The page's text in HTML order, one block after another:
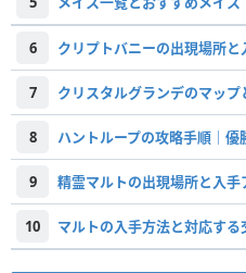
6 クリプトバニーの出現場所と
7 クリスタルグランデのマップ
8 ハントループの攻略手順｜優
9 精霊マルトの出現場所と入手
10 マルトの入手方法と対応する